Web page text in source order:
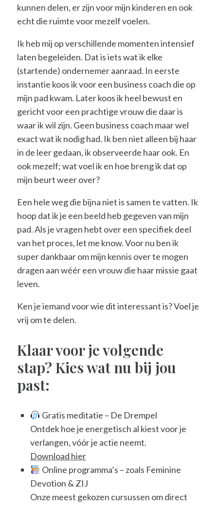
kunnen delen, er zijn voor mijn kinderen en ook
echt die ruimte voor mezelf voelen.
Ik heb mij op verschillende momenten intensief
laten begeleiden. Dat is iets wat ik elke
(startende) ondernemer aanraad. In eerste
instantie koos ik voor een business coach die op
mijn pad kwam. Later koos ik heel bewust en
gericht voor een prachtige vrouw die daar is
waar ik wil zijn. Geen business coach maar wel
exact wat ik nodig had. Ik ben niet alleen bij haar
in de leer gedaan, ik observeerde haar ook. En
ook mezelf; wat voel ik en hoe breng ik dat op
mijn beurt weer over?
Een hele weg die bijna niet is samen te vatten. Ik
hoop dat ik je een beeld heb gegeven van mijn
pad. Als je vragen hebt over een specifiek deel
van het proces, let me know. Voor nu ben ik
super dankbaar om mijn kennis over te mogen
dragen aan wéér een vrouw die haar missie gaat
leven.
Ken je iemand voor wie dit interessant is? Voel je
vrij om te delen.
Klaar voor je volgende
stap? Kies wat nu bij jou
past:
Gratis meditatie – De Drempel
Ontdek hoe je energetisch al kiest voor je
verlangen, vóór je actie neemt.
Download hier
Online programma’s – zoals Feminine
Devotion & ZIJ
Onze meest gekozen cursussen om direct